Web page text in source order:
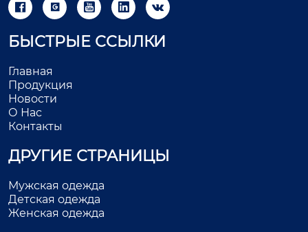
    
БЫСТРЫЕ ССЫЛКИ
Главная
Продукция
Новости
О Нас
Контакты
ДРУГИЕ СТРАНИЦЫ
Мужская одежда
Детская одежда
Женская одежда